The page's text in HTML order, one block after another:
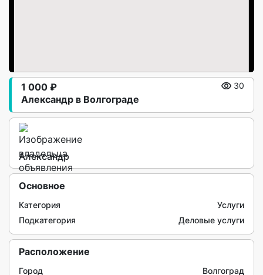
Александр в Волгограде
1 000 ₽ 30
Александр
Основное
Категория
Услуги
Подкатегория
Деловые услуги
Расположение
Город
Волгоград